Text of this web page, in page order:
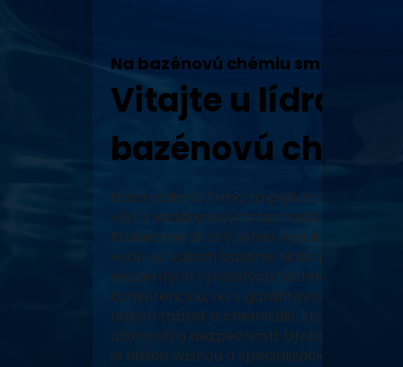
Na bazénovú chémiu sme tu my!
Vitajte u lídra v
bazénovú chémiu!
Naša rodinná firma sa pýši tradíciou,
vôd a vodárenských technológií a
Ponúkame široký výber vysoko
vodu vo vašom bazéne. Naše produkty,
moderných výrobných technológiách,
konkurenciou, no s garantovaným
našich tabliet a chemikálií, ktoré prešli
účinnosti a bezpečnosti. Urobte z vášho
je našou vášňou a špecializáciou.